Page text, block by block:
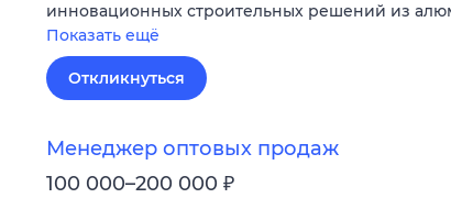
инновационных строительных решений из
Показать ещё
Откликнуться
Менеджер оптовых продаж
100 000–200 000 ₽